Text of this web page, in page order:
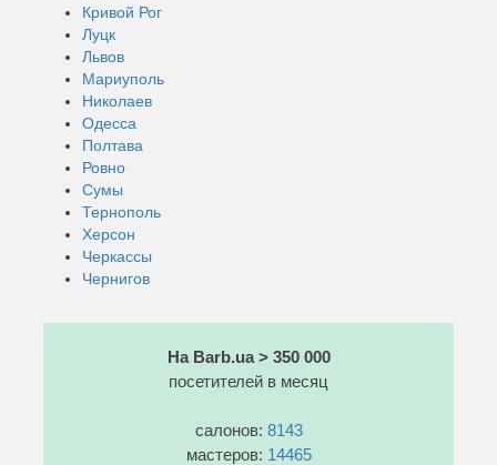
Кривой Рог
Луцк
Львов
Мариуполь
Николаев
Одесса
Полтава
Ровно
Сумы
Тернополь
Херсон
Черкассы
Чернигов
На Barb.ua > 350 000
посетителей в месяц
салонов: 8143
мастеров: 14465